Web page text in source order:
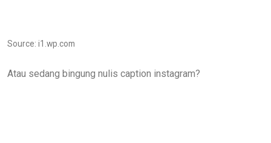
Source: i1.wp.com
Atau sedang bingung nulis caption instagram?